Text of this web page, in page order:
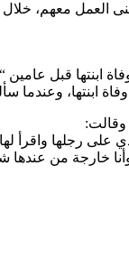
العمل معهم، خلال
ابنتها قبل
ابنتها،
وقالت:
على رجلها واقرأ
خارجة من عندها